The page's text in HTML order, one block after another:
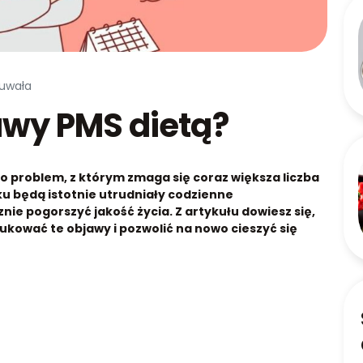
PMS dietą?
problem, z którym zmaga się coraz większa liczba
będą istotnie utrudniały codzienne
pogorszyć jakość życia. Z artykułu dowiesz się,
te objawy i pozwolić na nowo cieszyć się